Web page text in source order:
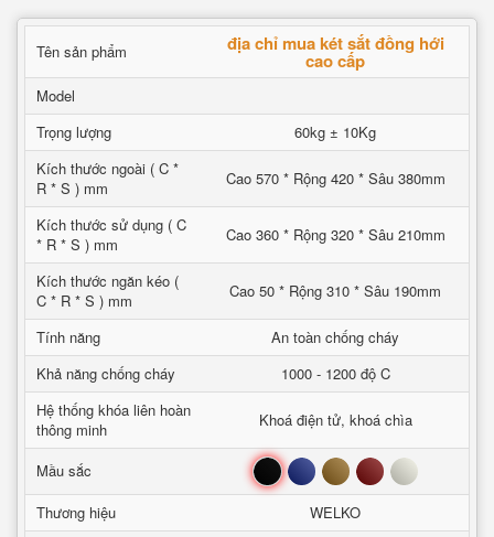
Tên sản phẩm địa chỉ mua két sắt đồng hới
cao cấp
Model
Trọng lượng
60kg ± 10Kg
Kích thước ngoài ( C *
R * S ) mm
Cao 570 * Rộng 420 * Sâu 380mm
Kích thước sử dụng ( C
* R * S ) mm
Cao 360 * Rộng 320 * Sâu 210mm
Kích thước ngăn kéo (
C * R * S ) mm
Cao 50 * Rộng 310 * Sâu 190mm
Tính năng
An toàn chống cháy
Khả năng chống cháy
1000 - 1200 độ C
Hệ thống khóa liên hoàn
thông minh
Khoá điện tử, khoá chìa
Mầu sắc Đen Xanh Nâu Đỏ Trắng
Thương hiệu
WELKO